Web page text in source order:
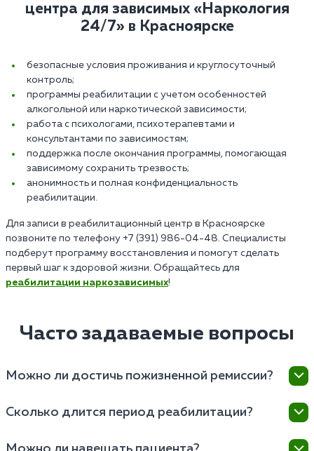
центра для зависимых «Наркология
24/7» в Красноярске‎
безопасные условия проживания и круглосуточный
контроль;
программы реабилитации с учетом особенностей
алкогольной или наркотической зависимости;
работа с психологами, психотерапевтами и
консультантами по зависимостям;
поддержка после окончания программы, помогающая
зависимому сохранить трезвость;
анонимность и полная конфиденциальность
реабилитации.
Для записи в реабилитационный центр в Красноярске
позвоните по телефону +7 (391) 986-04-48. Специалисты
подберут программу восстановления и помогут сделать
первый шаг к здоровой жизни. Обращайтесь для
реабилитации наркозависимых!
Часто задаваемые вопросы
Можно ли достичь пожизненной ремиссии?
множества факторов, включая индивидуальные
Сколько длится период реабилитации?